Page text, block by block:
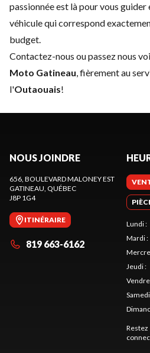
passionnée est là pour vous
véhicule qui correspond
budget.
Contactez-nous ou passez nous
Moto Gatineau, fièrement au
l'Outaouais!
NOUS JOINDRE
656, BOULEVARD MALONEY EST
GATINEAU, QUÉBEC
J8P 1G4
ITINÉRAIRE
819 663-6162
Lundi:
Mardi:
Jeudi:
Samedi
Restez